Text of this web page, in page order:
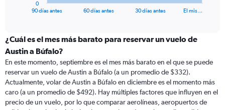
categories.
Range:
categories.
The
chart
has
1
90 días antes 60 días antes 30 días antes El mis…
0
¿Cuál es el mes más barato para reservar un vuelo de
Austin a Búfalo?
En este momento, septiembre es el mes más barato en el que se puede
reservar un vuelo de Austin a Búfalo (a un promedio de $332).
Actualmente, volar de Austin a Búfalo en diciembre es el momento más
caro (a un promedio de $492). Hay múltiples factores que influyen en el
precio de un vuelo, por lo que comparar aerolíneas, aeropuertos de